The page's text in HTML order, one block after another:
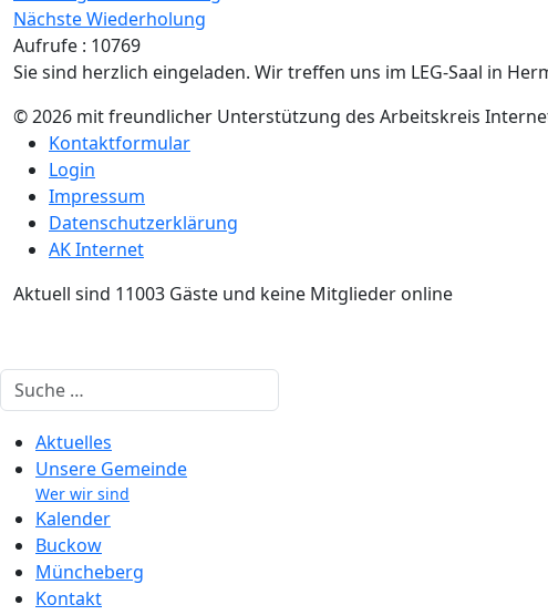
Nächste Wiederholung
Aufrufe : 10769
Sie sind herzlich eingeladen. Wir treffen uns im LEG-Saal in
© 2026 mit freundlicher Unterstützung des Arbeitskreis
Kontaktformular
Login
Impressum
Datenschutzerklärung
AK Internet
Aktuell sind 11003 Gäste und keine Mitglieder online
Suchen
Aktuelles
Unsere Gemeinde
Wer wir sind
Kalender
Buckow
Müncheberg
Kontakt